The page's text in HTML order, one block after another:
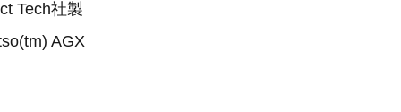
Tech社製
AGX